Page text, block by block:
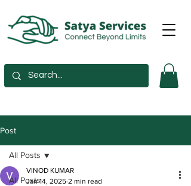
Post
All Posts
All Posts
VINOD KUMAR
Jan 14, 2025 2 min read